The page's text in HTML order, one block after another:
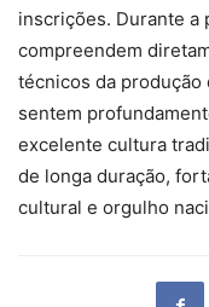
inscrições. Durante a
compreendem
técnicos da produção
sentem
excelente cultura
de longa duração,
cultural e orgulho